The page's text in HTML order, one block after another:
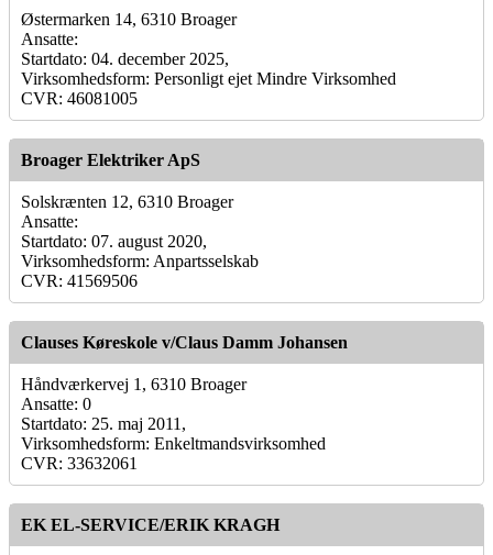
Østermarken 14, 6310 Broager
Ansatte:
Startdato: 04. december 2025,
Virksomhedsform: Personligt ejet Mindre Virksomhed
CVR: 46081005
Broager Elektriker ApS
Solskrænten 12, 6310 Broager
Ansatte:
Startdato: 07. august 2020,
Virksomhedsform: Anpartsselskab
CVR: 41569506
Clauses Køreskole v/Claus Damm Johansen
Håndværkervej 1, 6310 Broager
Ansatte: 0
Startdato: 25. maj 2011,
Virksomhedsform: Enkeltmandsvirksomhed
CVR: 33632061
EK EL-SERVICE/ERIK KRAGH